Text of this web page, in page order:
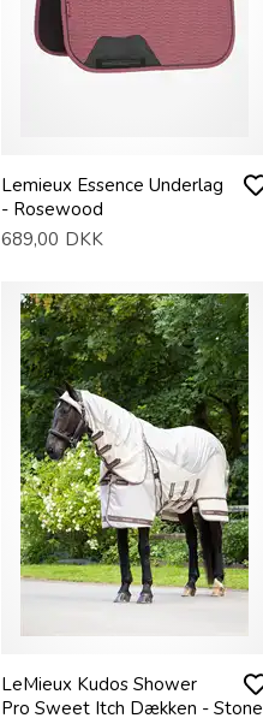
Lemieux Essence Underlag
- Rosewood
689,00 DKK
LeMieux Kudos Shower
Pro Sweet Itch Dækken - Stone